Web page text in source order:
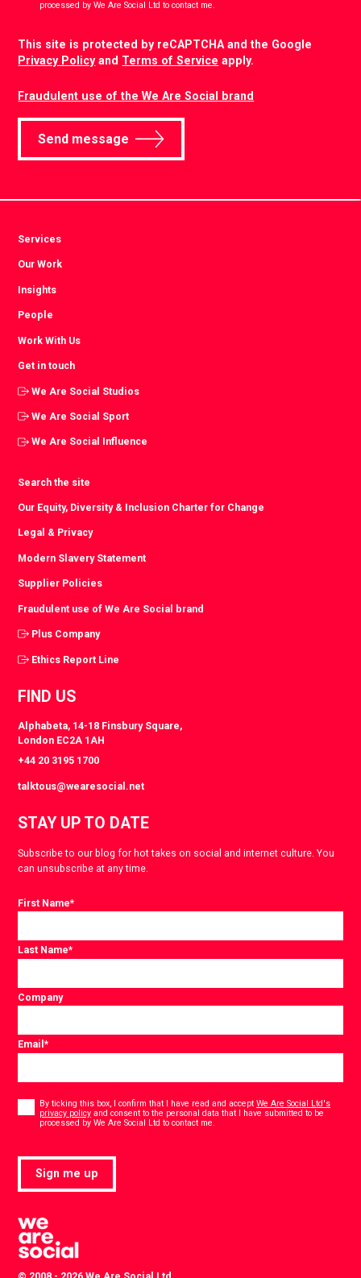
processed by We Are Social Ltd to contact me.
This site is protected by reCAPTCHA and the Google
Privacy Policyand Terms of Service apply.
Fraudulent use of the We Are Social brand
Send message
Services
Our Work
Insights
People
Work With Us
Get in touch
We Are Social Studios
We Are Social Sport
We Are Social Influence
Search the site
Our Equity, Diversity & Inclusion Charter for Change
Legal & Privacy
Modern Slavery Statement
Supplier Policies
Fraudulent use of We Are Social brand
Plus Company
Ethics Report Line
FIND US
Alphabeta, 14-18 Finsbury Square,
London EC2A 1AH
+44 20 3195 1700
talktous@wearesocial.net
STAY UP TO DATE
Subscribe to our blog for hot takes on social and internet culture. You
can unsubscribe at any time.
First Name*
Last Name*
Company
Email*
By ticking this box, I confirm that I have read and acceptWe Are Social Ltd's
privacy policy and consent to the personal data that I have submitted to be
processed by We Are Social Ltd to contact me.
Sign me up